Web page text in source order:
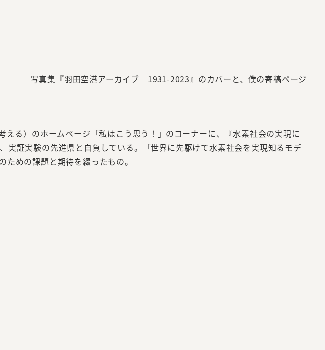
写真集『羽田空港アーカイブ 1931-2023』のカバーと、僕の寄稿ページ
る）のホームページ「私はこう思う！」のコーナーに、『水素社会の実現に
証実験の先進県と自負している。「世界に先駆けて水素社会を実現知るモデ
めの課題と期待を綴ったもの。